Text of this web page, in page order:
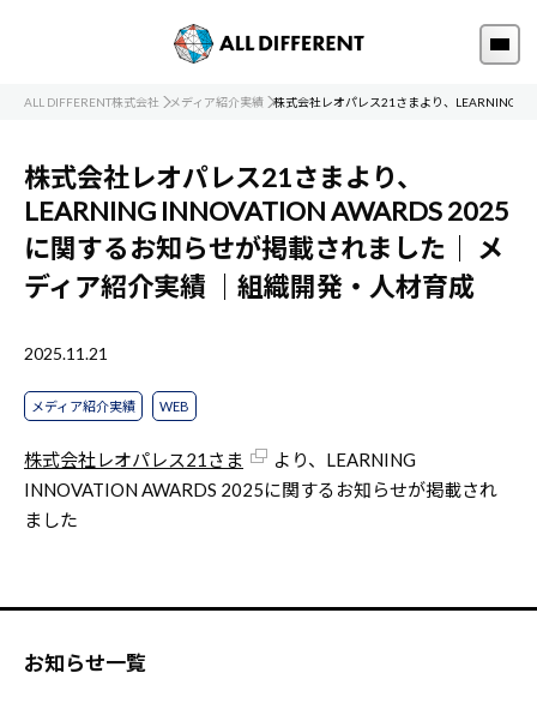
ALL DIFFERENT株式会社 メディア紹介実績 株式会社レオパレス21さまより、LEARNING
株式会社レオパレス21さまより、
LEARNING INNOVATION AWARDS 2025
に関するお知らせが掲載されました｜ メ
ディア紹介実績
｜組織開発・人材育成
2025.11.21
メディア紹介実績 WEB
株式会社レオパレス21さま
より、LEARNING
INNOVATION AWARDS 2025に関するお知らせが掲載され
ました
お知らせ一覧